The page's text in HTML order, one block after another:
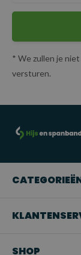
* We zullen je
versturen.
SHOP